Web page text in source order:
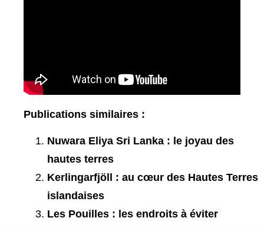
Publications similaires :
Nuwara Eliya Sri Lanka : le joyau des
hautes terres
Kerlingarfjöll : au cœur des Hautes Terres
islandaises
Les Pouilles : les endroits à éviter